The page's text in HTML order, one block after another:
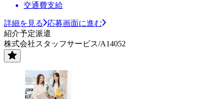
交通費支給
詳細を見る
応募画面に進む
紹介予定派遣
株式会社スタッフサービス/A14052